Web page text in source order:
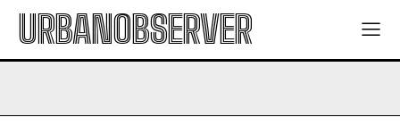
URBANOBSERVER